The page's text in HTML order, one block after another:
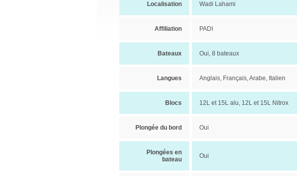
Localisation Wadi Lahami
Affiliation PADI
Bateaux Oui, 8 bateaux
Langues Anglais, Français, Arabe, Italien
Blocs 12L et 15L alu, 12L et 15L Nitrox
Plongée du bord Oui
Plongées en
bateau
Oui